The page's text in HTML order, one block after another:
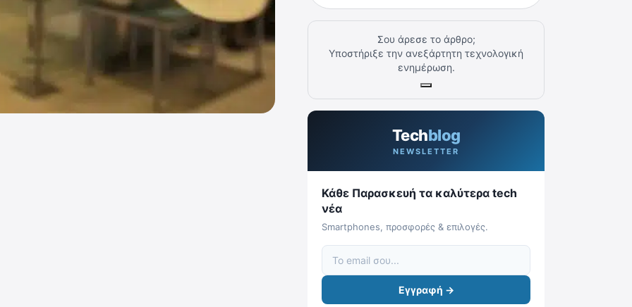
Σου άρεσε το άρθρο;
Υποστήριξε την ανεξάρτητη τεχνολογική
ενημέρωση.
Techblog
NEWSLETTER
Κάθε Παρασκευή τα καλύτερα tech
νέα
Smartphones, προσφορές & επιλογές.
Εγγραφή →